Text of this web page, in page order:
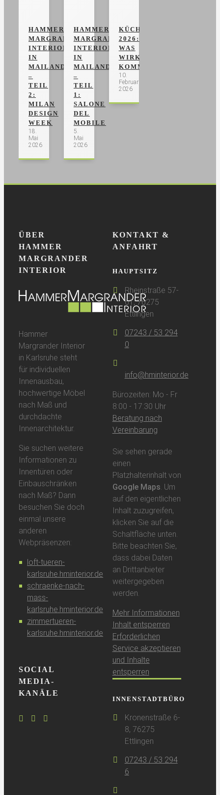
HAMMER
MARGRANDER
INTERIOR
IN
MAILAND
–
TEIL
2:
MILAN
DESIGN
WEEK
18.
Mai
2026
HAMMER
MARGRANDER
INTERIOR
IN
MAILAND
–
TEIL
1:
SALONE
DEL
MOBILE
5.
Mai
2026
KÜCHENTRENDS
2026:
WAS
WIRKLICH
KOMMT
10.
Februar
2026
ÜBER
HAMMER
MARGRANDER
INTERIOR
Hammer
Margrander Interior
in Karlsruhe steht
für individuellen
Innenausbau,
hochwertige Möbel
nach Maß und
durchdachte
Innenarchitektur.
Sie suchen weitere
Informationen zu
Innentüren oder
Einbauschränken
nach Maß? Dann
besuchen Sie doch
einmal unsere
anderen
Webpräsenzen:
loft-tueren-
karlsruhe.hminterior.de
schraenke-nach-
mass-
karlsruhe.hminterior.de
zimmertueren-
karlsruhe.hminterior.de
SOCIAL
MEDIA-
KANÄLE
KONTAKT &
ANFAHRT
HAUPTSITZ
Rheinstraße 57-
61, 76275
Ettlingen
07243 / 53 294
0
info@hminterior.de
Bürozeiten: Mo - Fr
8:00 - 17:30 Uhr
Beratung nach
Vereinbarung
Sie sehen gerade
einen
Platzhalterinhalt von
Google Maps . Um
auf den eigentlichen
Inhalt zuzugreifen,
klicken Sie auf die
Schaltfläche unten.
Bitte beachten Sie,
dass dabei Daten
an Drittanbieter
weitergegeben
werden.
Mehr Informationen
Inhalt entsperren
Erforderlichen
Service akzeptieren
und Inhalte
entsperren
INNENSTADTBÜRO
Kronenstraße 6-
8, 76275
Ettlingen
07243 / 53 294
6